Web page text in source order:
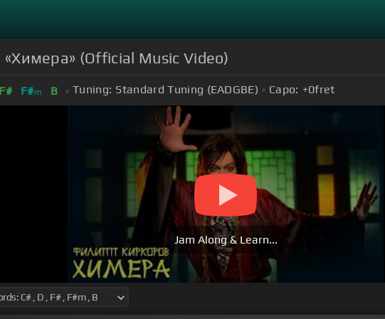
(Official Music Video)
F# F#m B Tuning: Standard Tuning (EADGBE) Capo: +0fret
Jam Along & Learn...